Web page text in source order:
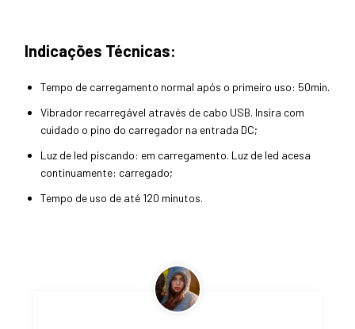
Indicações Técnicas:
Tempo de carregamento normal após o primeiro uso: 50min.
Vibrador recarregável através de cabo USB. Insira com
cuidado o pino do carregador na entrada DC;
Luz de led piscando: em carregamento. Luz de led acesa
continuamente: carregado;
Tempo de uso de até 120 minutos.